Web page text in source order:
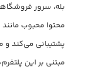
بله، سرور
محتوا محبوب
پشتیبانی می‌کند
مبتنی بر این